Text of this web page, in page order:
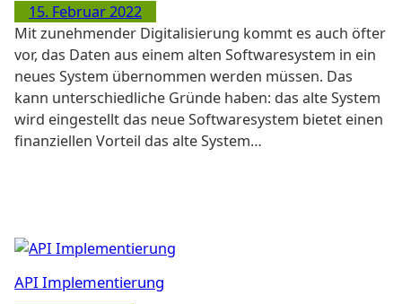
15. Februar 2022
Mit zunehmender Digitalisierung kommt es auch öfter
vor, das Daten aus einem alten Softwaresystem in ein
neues System übernommen werden müssen. Das
kann unterschiedliche Gründe haben: das alte System
wird eingestellt das neue Softwaresystem bietet einen
finanziellen Vorteil das alte System…
API Implementierung